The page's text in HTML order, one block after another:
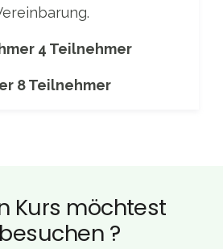
4 Teilnehmer
8 Teilnehmer
Kurs möchtest
?